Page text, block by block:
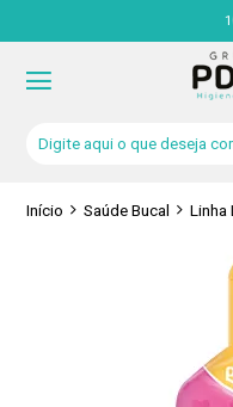
Início Saúde Bucal Linha